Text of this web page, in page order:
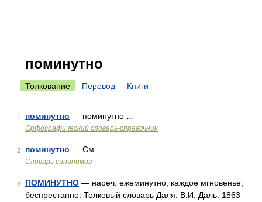
поминутно
Толкование Перевод Книги
1 поминутно — поминутно …
Орфографический словарь-справочник
2 поминутно — См …
Словарь синонимов
3 ПОМИНУТНО — нареч. ежеминутно, каждое мгновенье,
беспрестанно. Толковый словарь Даля. В.И. Даль. 1863